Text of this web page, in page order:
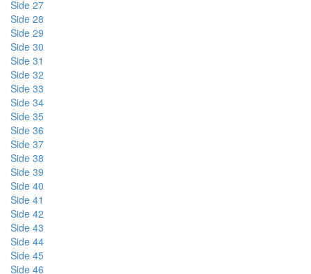
Side 27
Side 28
Side 29
Side 30
Side 31
Side 32
Side 33
Side 34
Side 35
Side 36
Side 37
Side 38
Side 39
Side 40
Side 41
Side 42
Side 43
Side 44
Side 45
Side 46